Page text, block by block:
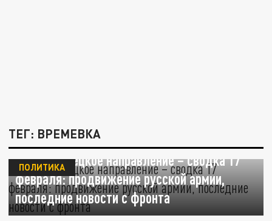
ТЕГ: ВРЕМЕВКА
Южно-Донецкое направление – сводка 17
февраля: продвижение русской армии,
последние новости с фронта
ПОЛИТИКА